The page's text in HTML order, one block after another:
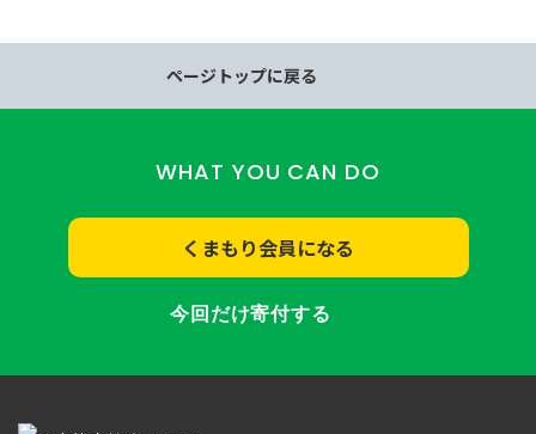
ページトップに戻る
WHAT YOU CAN DO
くまもり会員になる
今回だけ寄付する